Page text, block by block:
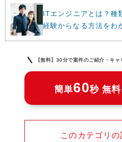
ITエンジニアとは？種
経験からなる方法をわ
【無料】30分で案件のご紹介・キ
簡単60秒 無
このカテゴリ